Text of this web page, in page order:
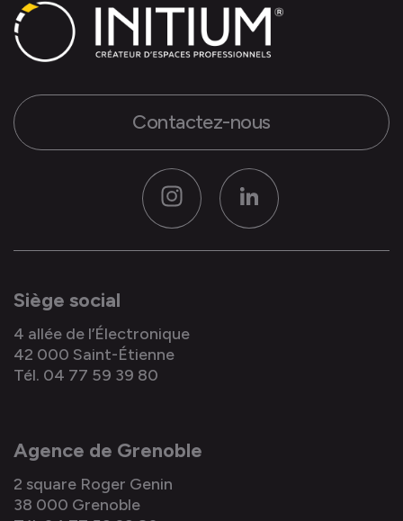
Contactez-nous
InstagramLinkedIn
Siège social
4 allée de l’Électronique
42 000 Saint-Étienne
Tél. 04 77 59 39 80
Agence de Grenoble
2 square Roger Genin
38 000 Grenoble